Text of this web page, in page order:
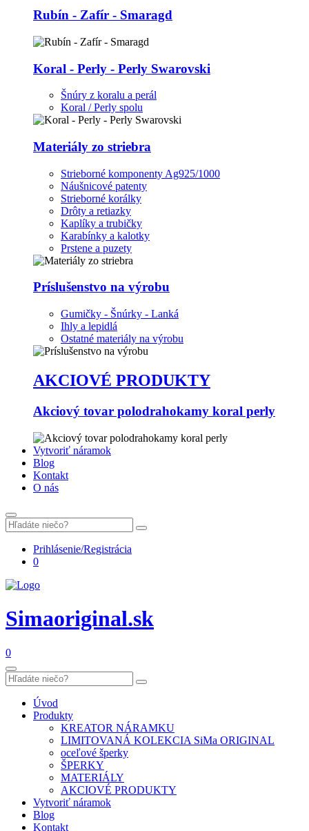
Rubín - Zafír - Smaragd
Koral - Perly - Perly Swarovski
Šnúry z koralu a perál
Koral / Perly spolu
Materiály zo striebra
Strieborné komponenty Ag925/1000
Náušnicové patenty
Strieborné korálky
Drôty a retiazky
Kaplíky a trubičky
Karabínky a kalotky
Prstene a puzety
Príslušenstvo na výrobu
Gumičky - Šnúrky - Lanká
Ihly a lepidlá
Ostatné materiály na výrobu
AKCIOVÉ PRODUKTY
Akciový tovar polodrahokamy koral perly
Vytvoriť náramok
Blog
Kontakt
O nás
Prihlásenie/Registrácia
0
Simaoriginal.sk
0
Úvod
Produkty
KREATOR NÁRAMKU
LIMITOVANÁ KOLEKCIA SiMa ORIGINAL
oceľové šperky
ŠPERKY
MATERIÁLY
AKCIOVÉ PRODUKTY
Vytvoriť náramok
Blog
Kontakt